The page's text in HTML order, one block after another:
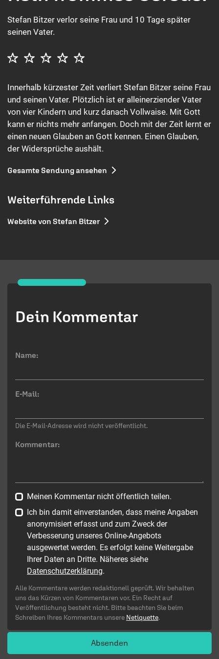
Stefan Bitzer verlor seine Frau und 10 Tage später
seinen Vater.
Innerhalb kürzester Zeit verliert Stefan Bitzer seine Frau
und seinen Vater. Plötzlich ist er alleinerziender Vater
von vier Kindern und kurz danach Vollwaise. Mit Gott
kann er nichts mehr anfangen. Doch mit der Zeit lernt er
einen neuen Glauben an Gott kennen. Einen Glauben,
der Widersprüche aushält.
Gesamte Sendung ansehen
Weiterführende Links
Website von Stefan Bitzer
Dein Kommentar
Name:
E-Mail:
Die E-Mail-Adresse wird nicht veröffentlicht.
Kommentar:
Meinen Kommentar nicht öffentlich teilen.
Ich bin damit einverstanden, dass meine Angaben
anonymisiert erfasst und zum Zweck der
Verbesserung unseres Online-Angebots
ausgewertet werden. Es erfolgt keine Weitergabe
Ihrer Daten an Dritte. Näheres siehe
Datenschutzerklärung.
Alle Kommentare werden redaktionell geprüft. Wir behalten
uns das Kürzen von Kommentaren vor. Ein Recht auf
Veröffentlichung besteht nicht. Bitte beachten Sie beim
Schreiben Ihres Kommentars unsere Netiquette.
Absenden